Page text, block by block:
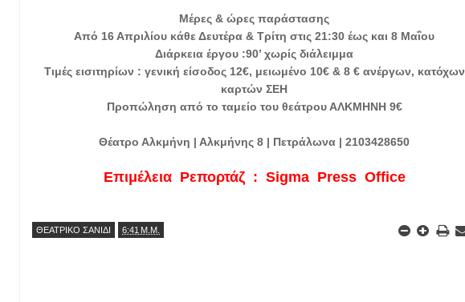
Μέρες & ώρες παράστασης
Από 16 Απριλίου κάθε Δευτέρα & Τρίτη στις 21:30 έως και 8 Μαΐου
Διάρκεια έργου :90’ χωρίς διάλειμμα
Τιμές εισιτηρίων : γενική είσοδος 12€, μειωμένο 10€ & 8 € ανέργων, κατόχων
καρτών ΣΕΗ
Προπώληση από το ταμείο του θεάτρου ΑΛΚΜΗΝΗ 9€
Θέατρο Αλκμήνη | Αλκμήνης 8 | Πετράλωνα | 2103428650
Επιμέλεια Ρεπορτάζ : Sigma Press Office
ΘΕΑΤΡΙΚΟ ΣΑΝΙΔΙ 6:41 Μ.Μ.